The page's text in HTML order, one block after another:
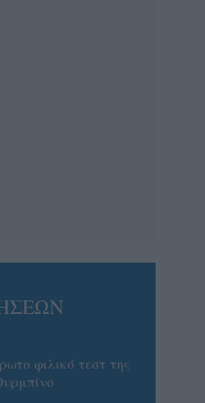
φιλικό τεστ της